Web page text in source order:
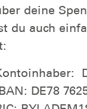
deine
du auch
DE78